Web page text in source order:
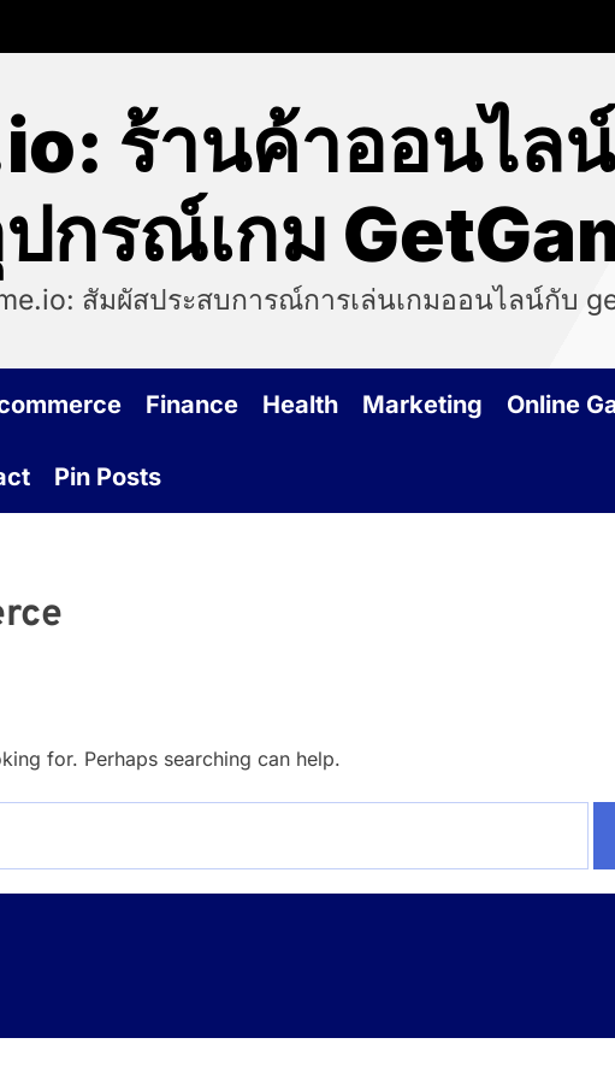
ร้านค้าออนไล
กรณ์เกม
สัมผัสประสบการณ์การเล่นเกมออนไลน์กับ
Finance Health Marketing Online
Pin Posts
for. Perhaps searching can help.